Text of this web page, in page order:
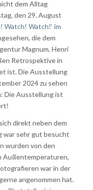
dem Alltag
den 29. August
Watch! Watch!‘ im
die dem
Magnum, Henri
Retrospektive in
ist. Die Ausstellung
2024 zu sehen
Die Ausstellung ist
direkt neben dem
war sehr gut besucht
wurden von den
Außentemperaturen,
war in der
angenommen hat.